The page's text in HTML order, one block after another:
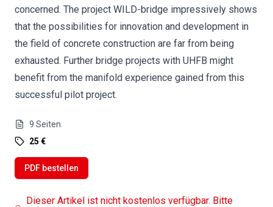
concerned. The project WILD-bridge impressively shows
that the possibilities for innovation and development in
the field of concrete construction are far from being
exhausted. Further bridge projects with UHFB might
benefit from the manifold experience gained from this
successful pilot project.
9 Seiten
25 €
PDF bestellen
Dieser Artikel ist nicht kostenlos verfügbar. Bitte